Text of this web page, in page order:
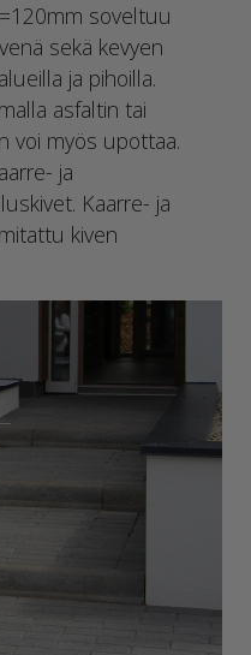
soveltuu
sekä kevyen
ja pihoilla.
asfaltin tai
voi myös upottaa.
ja
Kaarre- ja
kiven